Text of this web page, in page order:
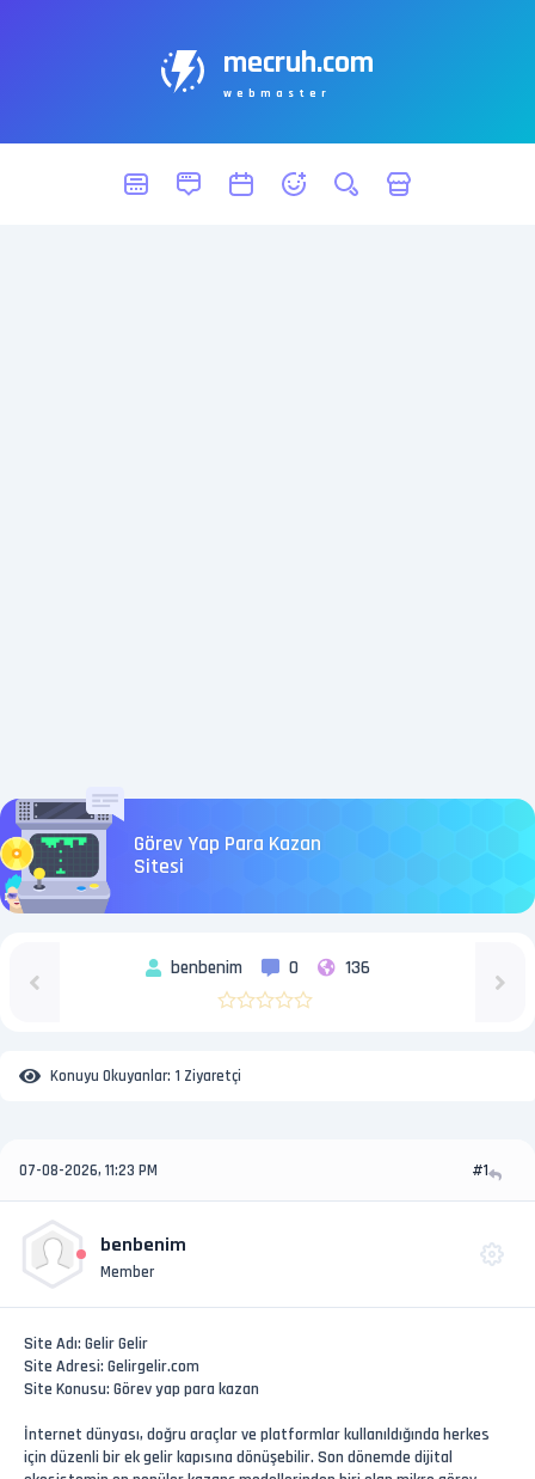
mecruh.com
webmaster
Görev Yap Para Kazan
Sitesi
benbenim 0 136
Konuyu Okuyanlar: 1 Ziyaretçi
07-08-2026, 11:23 PM #1
benbenim
Member
Site Adı: Gelir Gelir
Site Adresi: Gelirgelir.com
Site Konusu: Görev yap para kazan
İnternet dünyası, doğru araçlar ve platformlar kullanıldığında herkes
için düzenli bir ek gelir kapısına dönüşebilir. Son dönemde dijital